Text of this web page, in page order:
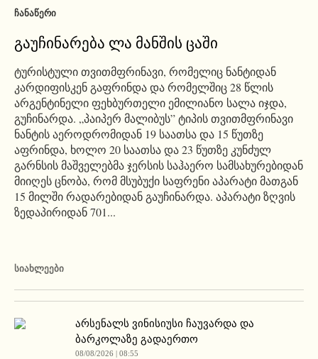
ᲩᲐᲜᲐᲬᲔᲠᲘ
გაუჩინარება ლა მანშის ცაში
ტურისტული თვითმფრინავი, რომელიც ნანტიდან
კარდიფისკენ გაფრინდა და რომელშიც 28 წლის
არგენტინელი ფეხბურთელი ემილიანო სალა იჯდა,
გუჩინარდა. „პაიპერ მალიბუს” ტიპის თვითმფრინავი
ნანტის აეროდრომიდან 19 საათსა და 15 წუთზე
აფრინდა, ხოლო 20 საათსა და 23 წუთზე კუნძულ
გარნსის მაშველებმა ჯერსის საჰაერო სამსახურებიდან
მიიღეს ცნობა, რომ მსუბუქი საფრენი აპარატი მათგან
15 მილში რადარებიდან გაუჩინარდა. აპარატი ზღვის
ზედაპირიდან 701...
ᲡᲘᲐᲮᲚᲔᲔᲑᲘ
არსენალს ვინისიუსი ჩაუვარდა და
ბარკოლაზე გადაერთო
08/08/2026 | 08:55